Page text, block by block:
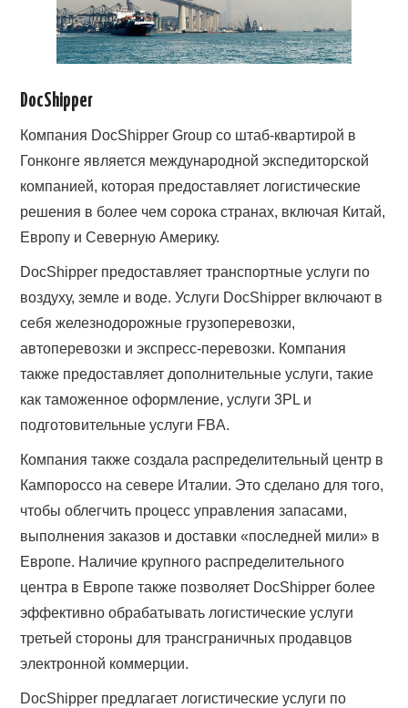
DocShipper
Компания DocShipper Group со штаб-квартирой в
Гонконге является международной экспедиторской
компанией, которая предоставляет логистические
решения в более чем сорока странах, включая Китай,
Европу и Северную Америку.
DocShipper предоставляет транспортные услуги по
воздуху, земле и воде. Услуги DocShipper включают в
себя железнодорожные грузоперевозки,
автоперевозки и экспресс-перевозки. Компания
также предоставляет дополнительные услуги, такие
как таможенное оформление, услуги 3PL и
подготовительные услуги FBA.
Компания также создала распределительный центр в
Кампороссо на севере Италии. Это сделано для того,
чтобы облегчить процесс управления запасами,
выполнения заказов и доставки «последней мили» в
Европе. Наличие крупного распределительного
центра в Европе также позволяет DocShipper более
эффективно обрабатывать логистические услуги
третьей стороны для трансграничных продавцов
электронной коммерции.
DocShipper предлагает логистические услуги по